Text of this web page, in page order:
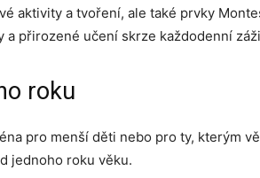
aktivity a tvoření, ale také prvky
přirozené učení skrze každodenní
roku
pro menší děti nebo pro ty, kterým
jednoho roku věku.